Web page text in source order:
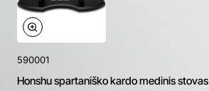
590001
Honshu spartaniško kardo medinis stovas